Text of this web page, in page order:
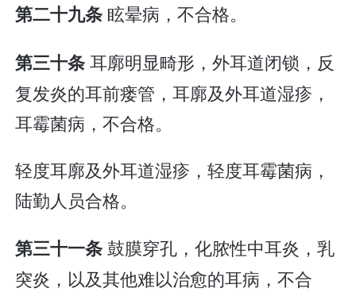
第二十九条 眩晕病，不合格。
第三十条耳廓明显畸形，外耳道闭锁，反
复发炎的耳前瘘管，耳廓及外耳道湿疹，
耳霉菌病，不合格。
轻度耳廓及外耳道湿疹，轻度耳霉菌病，
陆勤人员合格。
第三十一条鼓膜穿孔，化脓性中耳炎，乳
突炎，以及其他难以治愈的耳病，不合